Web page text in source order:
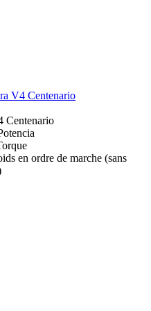
V4 Centenario
Centenario
en ordre de marche (sans